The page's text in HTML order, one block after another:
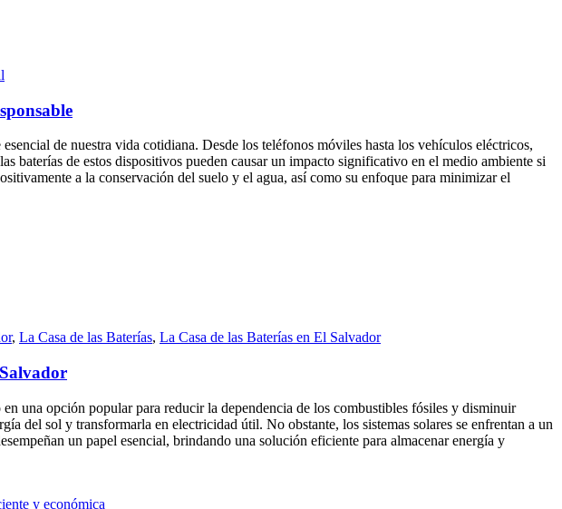
de nuestra vida cotidiana. Desde los teléfonos móviles hasta los vehículos eléctricos,
baterías de estos dispositivos pueden causar un impacto significativo en el medio ambiente si
a la conservación del suelo y el agua, así como su enfoque para minimizar el
, La Casa de las Baterías, La Casa de las Baterías en El Salvador
una opción popular para reducir la dependencia de los combustibles fósiles y disminuir
del sol y transformarla en electricidad útil. No obstante, los sistemas solares se enfrentan a un
un papel esencial, brindando una solución eficiente para almacenar energía y